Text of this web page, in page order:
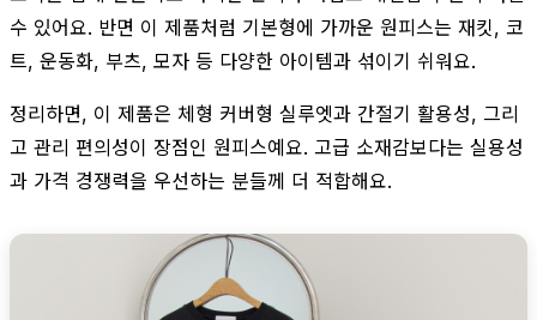
수 있어요. 반면 이 제품처럼 기본형에 가까운 원피스는 재킷, 코
트, 운동화, 부츠, 모자 등 다양한 아이템과 섞이기 쉬워요.
정리하면, 이 제품은 체형 커버형 실루엣과 간절기 활용성, 그리
고 관리 편의성이 장점인 원피스예요. 고급 소재감보다는 실용성
과 가격 경쟁력을 우선하는 분들께 더 적합해요.